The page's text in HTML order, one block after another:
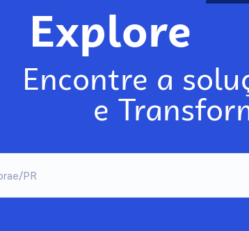
Explore
Encontre a
e